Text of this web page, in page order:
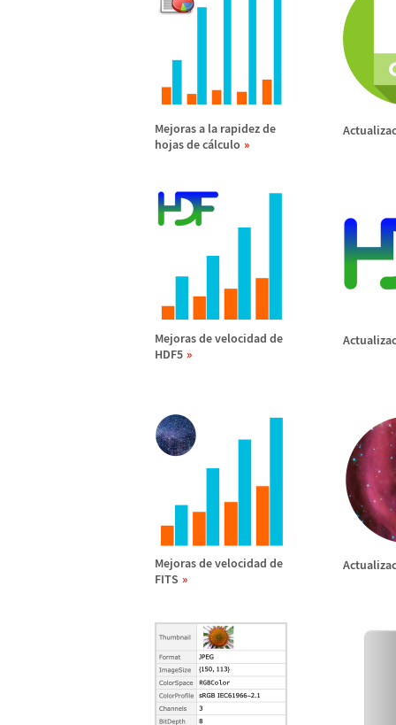
Mejoras a la rapidez de
hojas de cálculo
Mejoras de velocidad de
HDF5
Mejoras de velocidad de
FITS